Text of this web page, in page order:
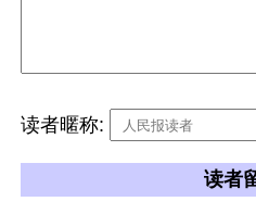
读者暱称:
读者